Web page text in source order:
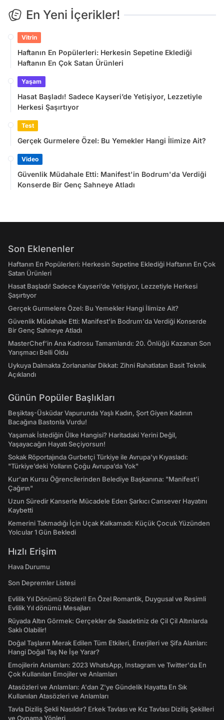
En Yeni İçerikler!
Vitrin
Haftanın En Popülerleri: Herkesin Sepetine Eklediği
Haftanın En Çok Satan Ürünleri
Yaşam
Hasat Başladı! Sadece Kayseri’de Yetişiyor, Lezzetiyle
Herkesi Şaşırtıyor
Test
Gerçek Gurmelere Özel: Bu Yemekler Hangi İlimize Ait?
Video
Güvenlik Müdahale Etti: Manifest'in Bodrum'da Verdiği
Konserde Bir Genç Sahneye Atladı
Son Eklenenler
Haftanın En Popülerleri: Herkesin Sepetine Eklediği Haftanın En Çok
Satan Ürünleri
Hasat Başladı! Sadece Kayseri’de Yetişiyor, Lezzetiyle Herkesi
Şaşırtıyor
Gerçek Gurmelere Özel: Bu Yemekler Hangi İlimize Ait?
Güvenlik Müdahale Etti: Manifest'in Bodrum'da Verdiği Konserde
Bir Genç Sahneye Atladı
MasterChef’in Ana Kadrosu Tamamlandı: 20. Önlüğü Kazanan Son
Yarışmacı Belli Oldu
Uykuya Dalmakta Zorlananlar Dikkat: Zihni Rahatlatan Basit Teknik
Açıklandı
Günün Popüler Başlıkları
Beşiktaş-Üsküdar Vapurunda Yaşlı Kadın, Şort Giyen Kadının
Bacağına Bastonla Vurdu!
Yaşamak İstediğin Ülke Hangisi? Haritadaki Yerini Değil,
Yaşayacağın Hayatı Seçiyorsun!
Sokak Röportajında Gurbetçi Türkiye ile Avrupa'yı Kıyasladı:
"Türkiye’deki Yolların Çoğu Avrupa’da Yok"
Kur'an Kursu Öğrencilerinden Belediye Başkanına: "Manifest’i
Çağırın"
Uzun Süredir Kanserle Mücadele Eden Şarkıcı Cansever Hayatını
Kaybetti
Kemerini Takmadığı İçin Uçak Kalkamadı: Küçük Çocuk Yüzünden
Yolcular 1 Gün Bekledi
Hızlı Erişim
Hava Durumu
Son Depremler Listesi
Evlilik Yıl Dönümü Sözleri! En Özel Romantik, Duygusal ve Resimli
Evlilik Yıl dönümü Mesajları
Rüyada Altın Görmek: Gerçekler de Saadetiniz de Çil Çil Altınlarda
Saklı Olabilir!
Doğal Taşların Merak Edilen Tüm Etkileri, Enerjileri ve Şifa Alanları:
Hangi Doğal Taş Ne İşe Yarar?
Emojilerin Anlamları: 2023 WhatsApp, Instagram ve Twitter'da En
Çok Kullanılan Emojiler ve Anlamları
Atasözleri ve Anlamları: A'dan Z'ye Gündelik Hayatta En Sık
Kullanılan Atasözleri ve Anlamları
Tavla Diziliş Şekli Nasıldır? Erkek Tavlası ve Kız Tavlası Diziliş Şekilleri
ve Oynama Yönleri